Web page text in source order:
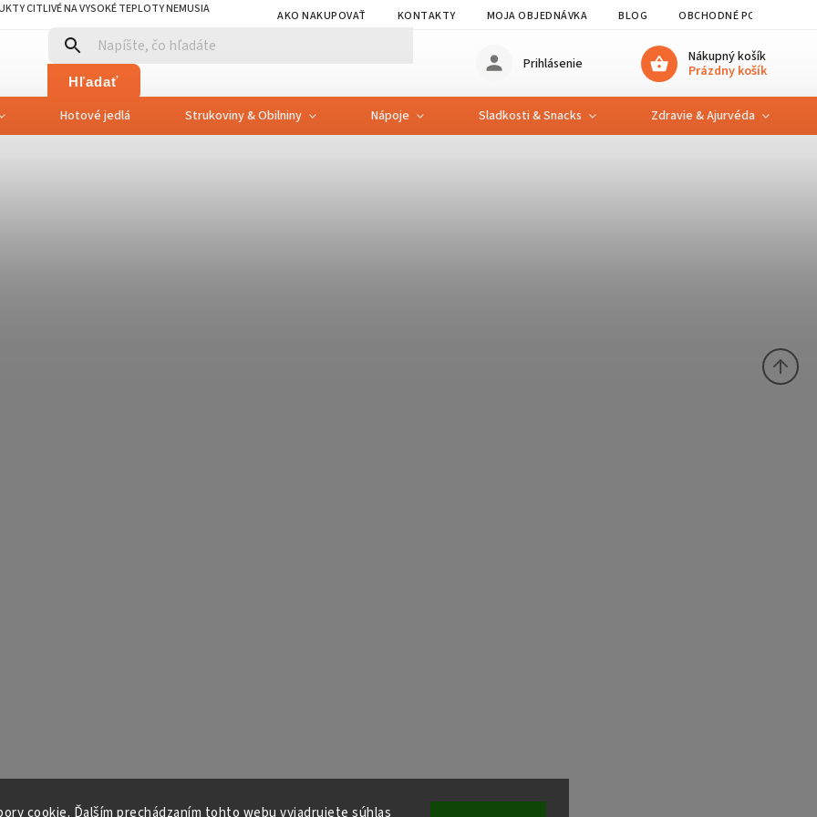
cookie. Ďalším prechádzaním tohto webu vyjadrujete súhlas
CITLIVÉ NA VYSOKÉ TEPLOTY NEMUSIA AKO NAKUPOVAŤ KONTAKTY MOJA OBJEDNÁVKA BLOG OBCHODNÉ PODMIENKY
Hľadať
Nákupný košík
Prázdny košík
Prihlásenie
Hotové jedlá Strukoviny & Obilniny Nápoje Sladkosti & Snacks Zdravie & Ajurvéda